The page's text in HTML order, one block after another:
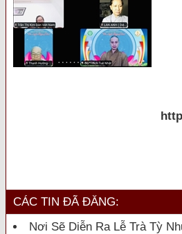
CÁC TIN ĐÃ ĐĂNG:
Nơi Sẽ Diễn Ra Lễ Trà Tỳ